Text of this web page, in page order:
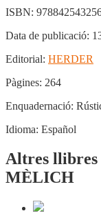
ISBN:
Data de publicació:
Editorial: HERDER
Pàgines: 264
Enquadernació:
Idioma: Español
Altres llibres
MÈLICH